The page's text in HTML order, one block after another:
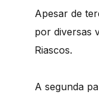
Apesar de
por diversas
Riascos.
A segunda